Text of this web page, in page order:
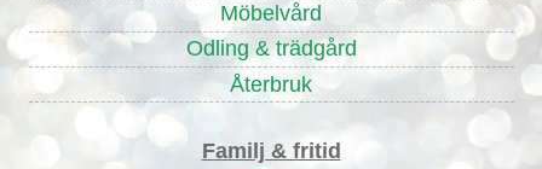
Möbelvård
Odling & trädgård
Återbruk
Familj & fritid